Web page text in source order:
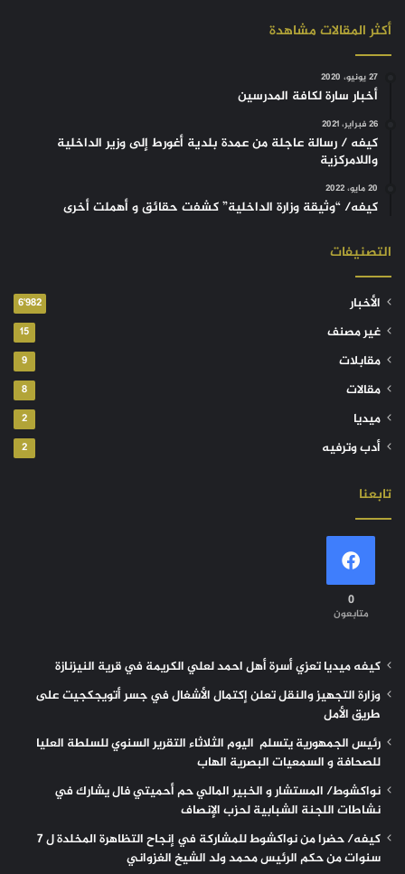
أكثر المقالات مشاهدة
27 يونيو، 2020
أخبار سارة لكافة المدرسين
26 فبراير، 2021
كيفه / رسالة عاجلة من عمدة بلدية أغورط إلى وزير الداخلية
واللامركزية
20 مايو، 2022
كيفه/ “وثيقة وزارة الداخلية” كشفت حقائق و أهملت أخرى
التصنيفات
الأخبار 6٬982
غير مصنف 15
مقابلات 9
مقالات 8
ميديا 2
أدب وترفيه 2
تابعنا
0
متابعون
كيفه ميديا تعزي أسرة أهل احمد لعلي الكريمة في قرية النيزنازة
وزارة التجهيز والنقل تعلن إكتمال الأشغال في جسر أتويجكجيت على
طريق الأمل
رئيس الجمهورية يتسلم اليوم الثلاثاء التقرير السنوي للسلطة العليا
للصحافة و السمعيات البصرية الهاب
نواكشوط/ المستشار و الخبير المالي حم أحميتي فال يشارك في
نشاطات اللجنة الشبابية لحزب الإنصاف
كيفه/ حضرا من نواكشوط للمشاركة في إنجاح التظاهرة المخلدة ل 7
سنوات من حكم الرئيس محمد ولد الشيخ الغزواني